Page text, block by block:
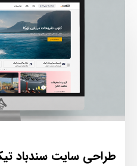
طراحی سایت سندباد